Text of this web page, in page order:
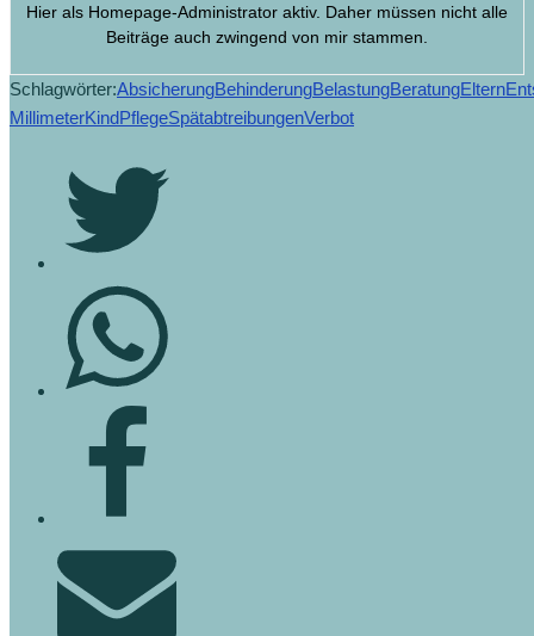
Hier als Homepage-Administrator aktiv. Daher müssen nicht alle
Beiträge auch zwingend von mir stammen.
Schlagwörter:AbsicherungBehinderungBelastungBeratungEltern
MillimeterKindPflegeSpätabtreibungenVerbot